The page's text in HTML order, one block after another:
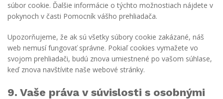
súbor cookie. Ďalšie informácie o týchto možnostiach nájdete v
pokynoch v časti Pomocník vášho prehliadača.
Upozorňujeme, že ak sú všetky súbory cookie zakázané, náš
web nemusí fungovať správne. Pokiaľ cookies vymažete vo
svojom prehliadači, budú znova umiestnené po vašom súhlase,
keď znova navštívite naše webové stránky.
9. Vaše práva v súvislosti s osobnými